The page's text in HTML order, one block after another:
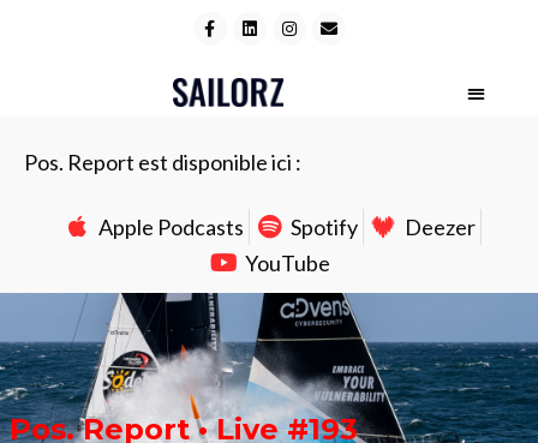
Pos. Report est disponible ici :
Apple Podcasts Spotify
Deezer
YouTube
Pos. Report • Live #193